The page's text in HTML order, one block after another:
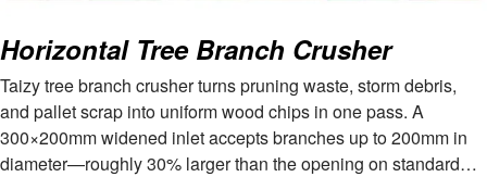
Horizontal Tree Branch Crusher
Taizy tree branch crusher turns pruning waste, storm debris,
and pallet scrap into uniform wood chips in one pass. A
300×200mm widened inlet accepts branches up to 200mm in
diameter—roughly 30% larger than the opening on standard